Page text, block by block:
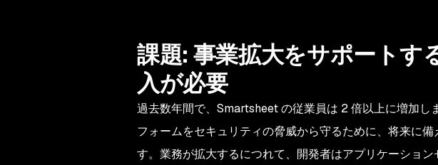
課題: 事業拡大をサポートす
入が必要
過去数年間で、Smartsheet の従業員は 2 倍以上に増加
フォームをセキュリティの脅威から守るために、将来に
す。業務が拡大するにつれて、開発者はアプリケーショ